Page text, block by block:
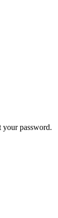
your password.